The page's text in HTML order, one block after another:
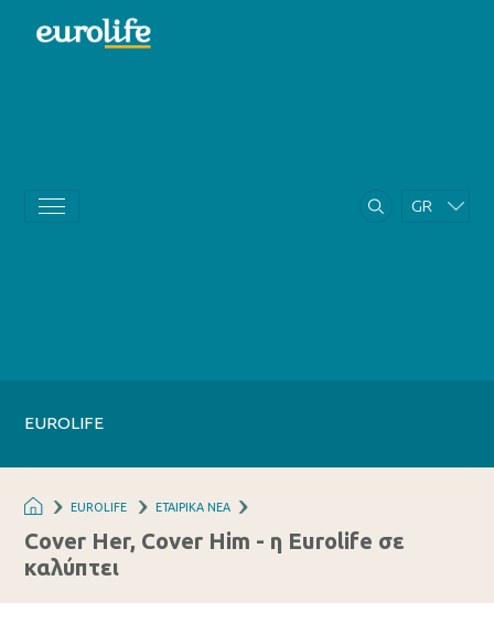
GR
EUROLIFE
EUROLIFE ΕΤΑΙΡΙΚΑ ΝΕΑ
Cover Her, Cover Him - η Eurolife σε
καλύπτει